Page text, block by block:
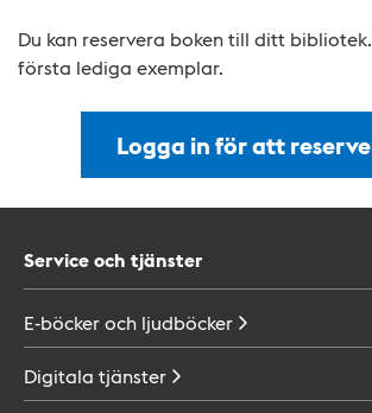
Du kan reservera boken till ditt
första lediga exemplar.
Logga in för att
Service och tjänster
E-böcker och ljudböcker
Digitala tjänster